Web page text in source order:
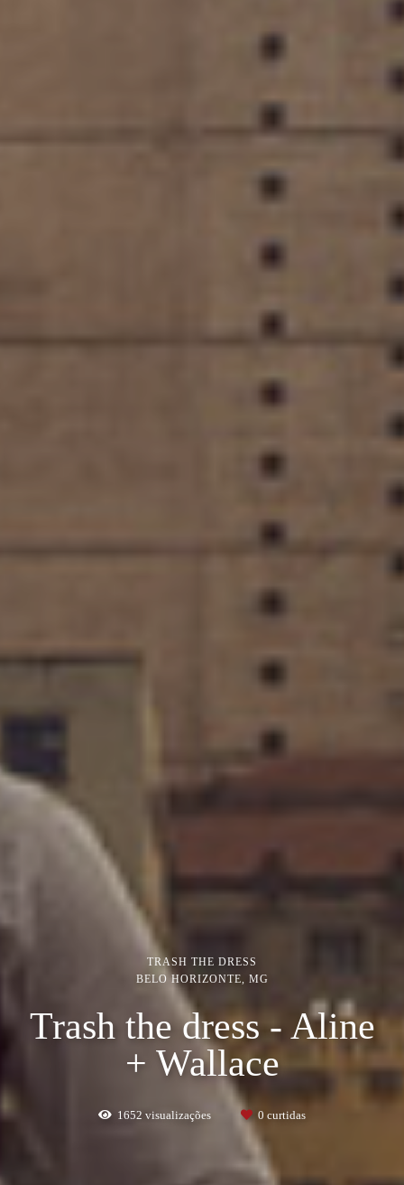
TRASH THE DRESS
BELO HORIZONTE, MG
Trash the dress - Aline
+ Wallace
1652 visualizações 0 curtidas